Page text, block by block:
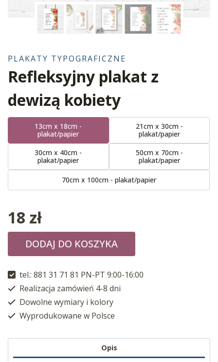
PLAKATY TYPOGRAFICZNE
Refleksyjny plakat z
dewizą kobiety
13cm x 18cm -
plakat/papier
21cm x 30cm -
plakat/papier
30cm x 40cm -
plakat/papier
50cm x 70cm -
plakat/papier
70cm x 100cm - plakat/papier
18 zł
DODAJ DO KOSZYKA
tel.: 881 31 71 81 PN-PT 9:00-16:00
Realizacja zamówień 4-8 dni
Dowolne wymiary i kolory
Wyprodukowane w Polsce
Opis